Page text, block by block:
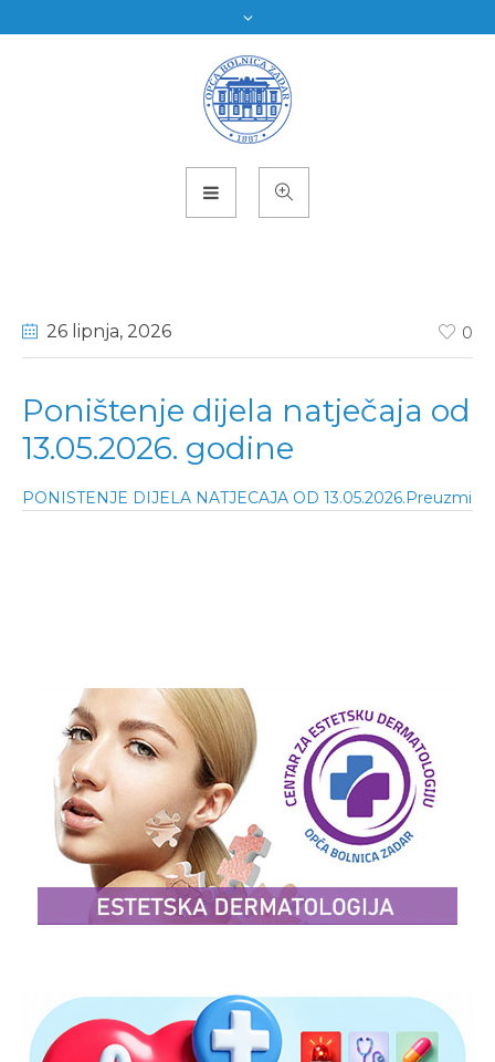
26 lipnja, 2026 0
Poništenje dijela natječaja od
13.05.2026. godine
PONISTENJE DIJELA NATJECAJA OD 13.05.2026. Preuzmi